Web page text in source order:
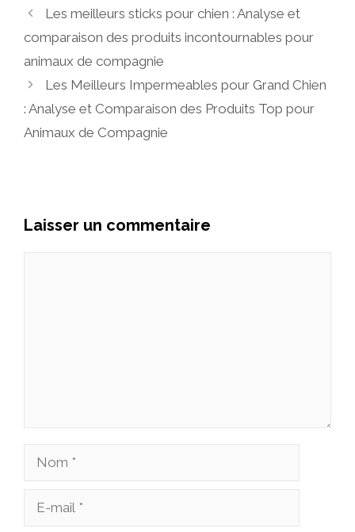
Les meilleurs sticks pour chien : Analyse et
comparaison des produits incontournables pour
animaux de compagnie
Les Meilleurs Impermeables pour Grand Chien
: Analyse et Comparaison des Produits Top pour
Animaux de Compagnie
Laisser un commentaire
Nom